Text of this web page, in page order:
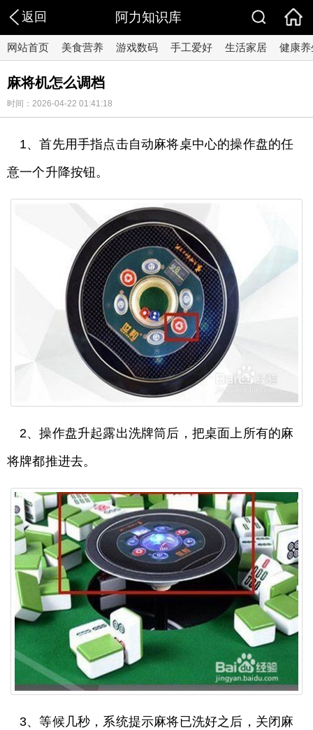
返回 阿力知识库
网站首页 美食营养 游戏数码 手工爱好 生活家居 健康养
麻将机怎么调档
时间：2026-04-22 01:41:18
1、首先用手指点击自动麻将桌中心的操作盘的任
意一个升降按钮。
2、操作盘升起露出洗牌筒后，把桌面上所有的麻
将牌都推进去。
3、等候几秒，系统提示麻将已洗好之后，关闭麻